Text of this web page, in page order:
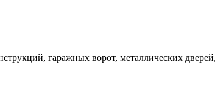
гаражных ворот, металлических